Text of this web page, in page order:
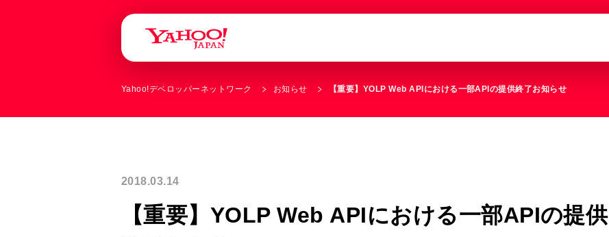
Yahoo!デベロッパーネットワーク お知らせ 【重要】YOLP Web APIにおける一部APIの提供終了お知らせ
2018.03.14
【重要】YOLP Web APIにおける一部APIの提供